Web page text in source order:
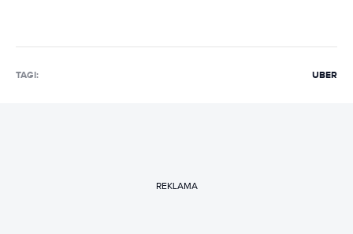
TAGI: UBER
REKLAMA